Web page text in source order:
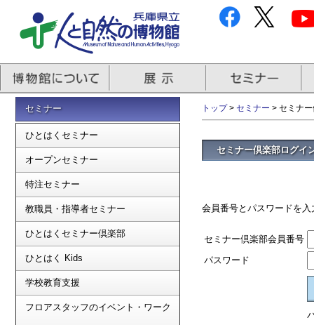
セミナー
ひとはくセミナー
オープンセミナー
特注セミナー
教職員・指導者セミナー
ひとはくセミナー倶楽部
ひとはく Kids
学校教育支援
フロアスタッフのイベント・ワーク
トップ> セミナー > セミナ
セミナー倶楽部ログイ
会員番号とパスワードを
セミナー倶楽部会員番号
パスワード